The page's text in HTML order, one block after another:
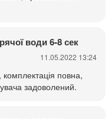
води 6-8 сек
11.05.2022 13:24
повна,
задоволений.